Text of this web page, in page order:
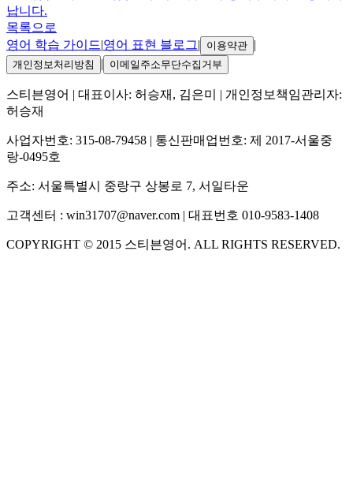
납니다.
목록으로
영어 학습 가이드|영어 표현 블로그| 이용약관 |
개인정보처리방침 | 이메일주소무단수집거부
스티븐영어 | 대표이사: 허승재, 김은미
| 개인정보책임관리자:
허승재
사업자번호: 315-08-79458 | 통신판매업번호: 제 2017-서울중
랑-0495호
주소: 서울특별시 중랑구 상봉로 7, 서일타운
고객센터 : win31707@naver.com | 대표번호 010-9583-1408
COPYRIGHT © 2015 스티븐영어 . ALL RIGHTS RESERVED.